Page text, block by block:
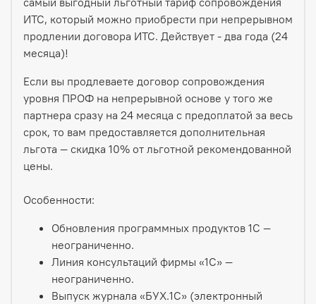
ИТС, который можно приобрести при непрерывном
продлении договора ИТС. Действует - два года (24
месяца)!
Если вы продлеваете договор сопровождения
уровня ПРОФ на непрерывной основе у того же
партнера сразу на 24 месяца с предоплатой за весь
срок, то вам предоставляется дополнительная
льгота — скидка 10% от льготной рекомендованной
цены.
Особенности:
Обновления программных продуктов 1С —
неограниченно.
Линия консультаций фирмы «1С» —
неограниченно.
Выпуск журнала «БУХ.1С» (электронный